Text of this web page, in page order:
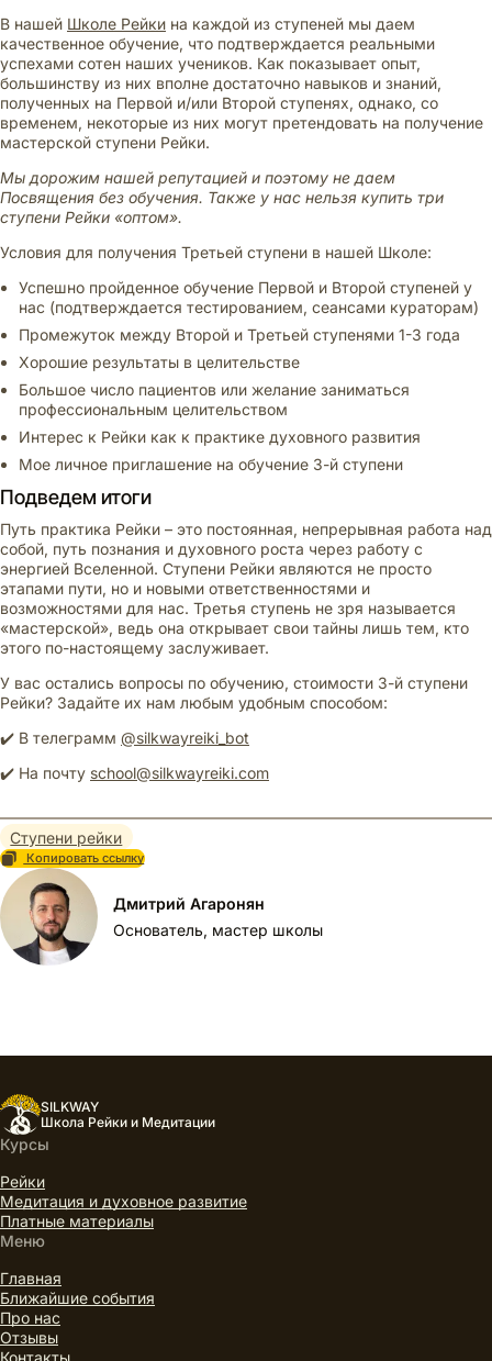
В нашей Школе Рейки на каждой из ступеней мы даем
качественное обучение, что подтверждается реальными
успехами сотен наших учеников. Как показывает опыт,
большинству из них вполне достаточно навыков и знаний,
полученных на Первой и/или Второй ступенях, однако, со
временем, некоторые из них могут претендовать на получение
мастерской ступени Рейки.
Мы дорожим нашей репутацией и поэтому не даем
Посвящения без обучения. Также у нас нельзя купить три
ступени Рейки «оптом».
Условия для получения Третьей ступени в нашей Школе:
Успешно пройденное обучение Первой и Второй ступеней у
нас (подтверждается тестированием, сеансами кураторам)
Промежуток между Второй и Третьей ступенями 1-3 года
Хорошие результаты в целительстве
Большое число пациентов или желание заниматься
профессиональным целительством
Интерес к Рейки как к практике духовного развития
Мое личное приглашение на обучение 3-й ступени
Подведем итоги
Путь практика Рейки – это постоянная, непрерывная работа над
собой, путь познания и духовного роста через работу с
энергией Вселенной. Ступени Рейки являются не просто
этапами пути, но и новыми ответственностями и
возможностями для нас. Третья ступень не зря называется
«мастерской», ведь она открывает свои тайны лишь тем, кто
этого по-настоящему заслуживает.
У вас остались вопросы по обучению, стоимости 3-й ступени
Рейки? Задайте их нам любым удобным способом:
✔️ В телеграмм @silkwayreiki_bot
✔️ На почту school@silkwayreiki.com
Ступени рейки
Копировать ссылку
Дмитрий Агаронян
Основатель, мастер школы
SILKWAY
Школа Рейки и Медитации
Меню
Главная
Ближайшие события
Про нас
Отзывы
Контакты
Курсы
Рейки
Медитация и духовное развитие
Платные материалы